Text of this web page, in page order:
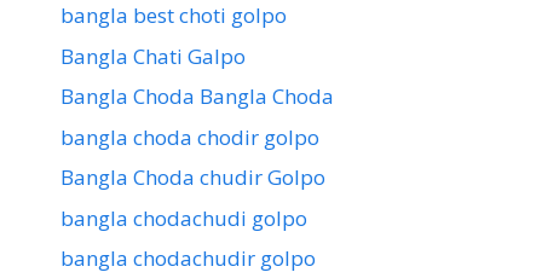
bangla best choti golpo
Bangla Chati Galpo
Bangla Choda Bangla Choda
bangla choda chodir golpo
Bangla Choda chudir Golpo
bangla chodachudi golpo
bangla chodachudir golpo